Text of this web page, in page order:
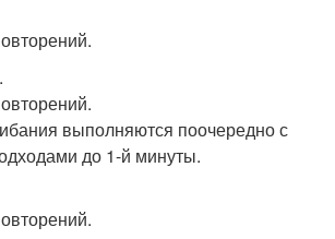
выполняются поочередно с
до 1-й минуты.